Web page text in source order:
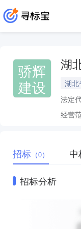
骄辉
建设
湖
湖北
法定
经营
招标 （0） 中
招标分析